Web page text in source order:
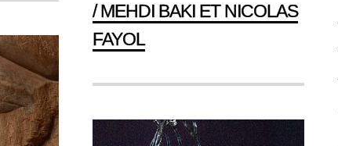
/ MEHDI BAKI ET NICOLAS
FAYOL